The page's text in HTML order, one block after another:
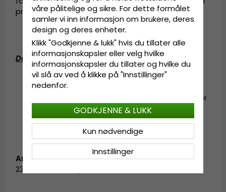
produkter beundret av kunder over hele verden.
Detaljert informasjon:
Justerbar på baksiden av capsen
Sammensetning
: Én størrelse – passer
Artikkel-ID:
23005A-MHL.ArmyGreen
våre pålitelige og sikre. For dette formålet
samler vi inn informasjon om brukere, deres
design og deres enheter.
Klikk "Godkjenne & lukk" hvis du tillater alle
informasjonskapsler eller velg hvilke
informasjonskapsler du tillater og hvilke du
vil slå av ved å klikke på "Innstillinger"
nedenfor.
Innstillinger
Kun nødvendige
GODKJENNE & LUKK